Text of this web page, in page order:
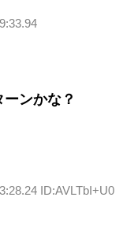
ンかな？
ID:AVLTbI+U0